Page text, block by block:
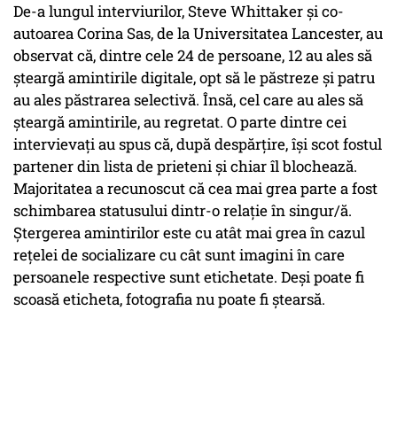
De-a lungul interviurilor, Steve Whittaker și co-
autoarea Corina Sas, de la Universitatea Lancester, au
observat că, dintre cele 24 de persoane, 12 au ales să
șteargă amintirile digitale, opt să le păstreze și patru
au ales păstrarea selectivă. Însă, cel care au ales să
șteargă amintirile, au regretat. O parte dintre cei
intervievați au spus că, după despărțire, își scot fostul
partener din lista de prieteni și chiar îl blochează.
Majoritatea a recunoscut că cea mai grea parte a fost
schimbarea statusului dintr-o relație în singur/ă.
Ștergerea amintirilor este cu atât mai grea în cazul
rețelei de socializare cu cât sunt imagini în care
persoanele respective sunt etichetate. Deși poate fi
scoasă eticheta, fotografia nu poate fi ștearsă.